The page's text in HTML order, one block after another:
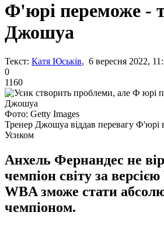
Ф'юрі переможе -
Джошуа
Текст: Катя Юськів, 6 вересня 2022,
0
1160
Фото: Getty Images
Тренер Джошуа віддав перевагу Ф'юрі
Усиком
Анхель Фернандес не
чемпіон світу за
WBA зможе стати
чемпіоном.